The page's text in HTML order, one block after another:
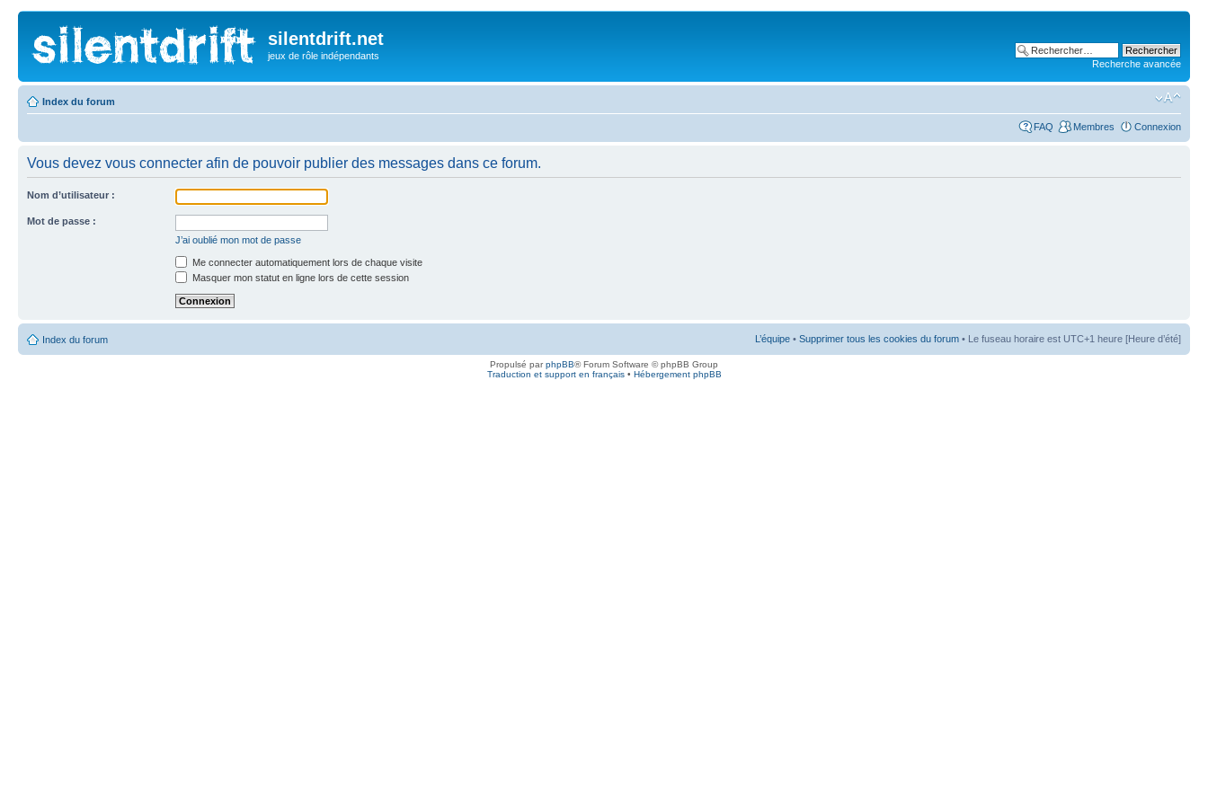
silentdrift.net
jeux de rôle indépendants
Recherche avancée
Index du forum
FAQ Membres Connexion
Vous devez vous connecter afin de pouvoir publier des messages dans ce forum.
Nom d’utilisateur :
Mot de passe :
J’ai oublié mon mot de passe
Me connecter automatiquement lors de chaque visite
Masquer mon statut en ligne lors de cette session
Index du forum L’équipe • Supprimer tous les cookies du forum • Le fuseau horaire est UTC+1 heure [Heure d’été]
Propulsé parphpBB® Forum Software © phpBB Group
Traduction et support en français• Hébergement phpBB